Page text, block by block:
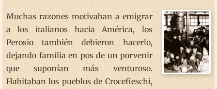
Muchas razones motivaban a emigrar
a los italianos hacia América, los
Perosio también debieron hacerlo,
dejando familia en pos de un porvenir
que suponían más venturoso.
Habitaban los pueblos de Crocefieschi,